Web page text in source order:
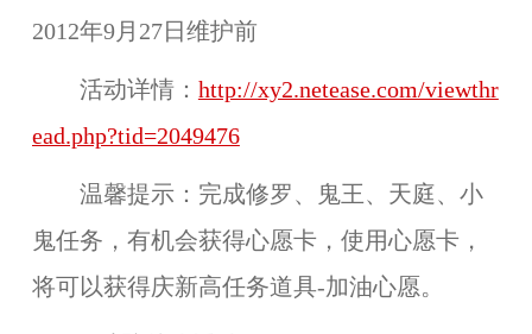
2012年9月27日维护前
活动详情： http://xy2.netease.com/viewthr
ead.php?tid=2049476
温馨提示： 完成修罗、鬼王、天庭、小
鬼任务，有机会获得心愿卡，使用心愿卡，
将可以获得庆新高任务道具-加油心愿。